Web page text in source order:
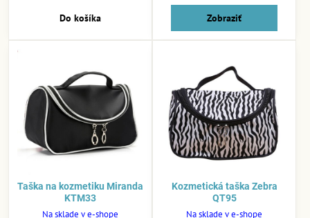
Do košíka Zobraziť
Taška na kozmetiku Miranda
KTM33
Na sklade v e-shope
Kozmetická taška Zebra
QT95
Na sklade v e-shope